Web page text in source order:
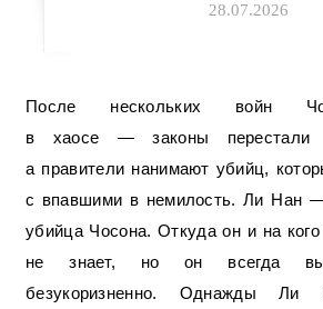
28.07.2026
После нескольких войн Чосон находится
в хаосе — законы перестали
а правители нанимают убийц,
с впавшими в немилость. Ли Нан
убийца Чосона. Откуда он и на
не знает, но он всегда
безукоризненно. Однажды Ли